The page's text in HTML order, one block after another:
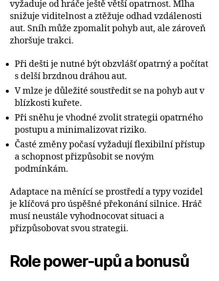
vyžaduje od hráče ještě větší opatrnost. Mlha
snižuje viditelnost a ztěžuje odhad vzdálenosti
aut. Sníh může zpomalit pohyb aut, ale zároveň
zhoršuje trakci.
Při dešti je nutné být obzvlášť opatrný a počítat
s delší brzdnou dráhou aut.
V mlze je důležité soustředit se na pohyb aut v
blízkosti kuřete.
Při sněhu je vhodné zvolit strategii opatrného
postupu a minimalizovat riziko.
Časté změny počasí vyžadují flexibilní přístup
a schopnost přizpůsobit se novým
podmínkám.
Adaptace na měnící se prostředí a typy vozidel
je klíčová pro úspěšné překonání silnice. Hráč
musí neustále vyhodnocovat situaci a
přizpůsobovat svou strategii.
Role power-upů a bonusů